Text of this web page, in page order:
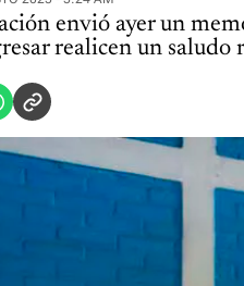
envió ayer un
realicen un saludo